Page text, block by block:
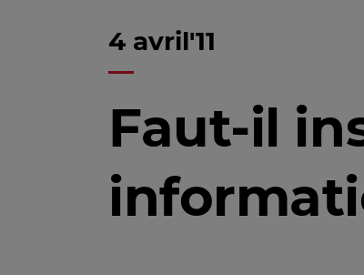
4 avril'11
Faut-il